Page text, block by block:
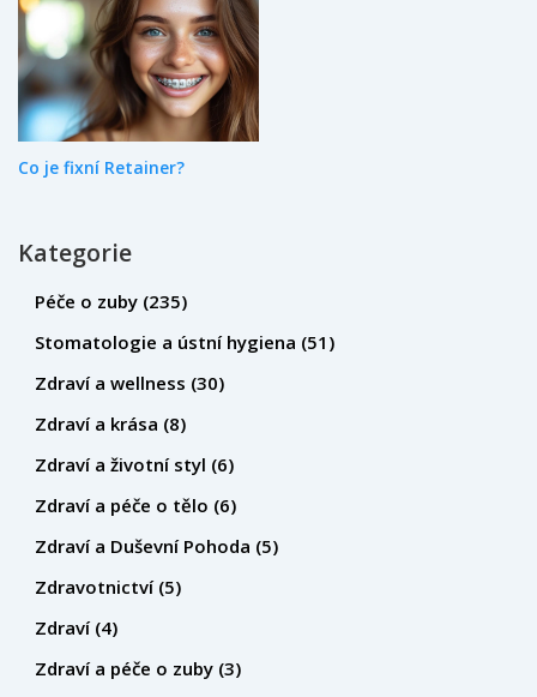
Co je fixní Retainer?
Kategorie
Péče o zuby (235)
Stomatologie a ústní hygiena (51)
Zdraví a wellness (30)
Zdraví a krása (8)
Zdraví a životní styl (6)
Zdraví a péče o tělo (6)
Zdraví a Duševní Pohoda (5)
Zdravotnictví (5)
Zdraví (4)
Zdraví a péče o zuby (3)